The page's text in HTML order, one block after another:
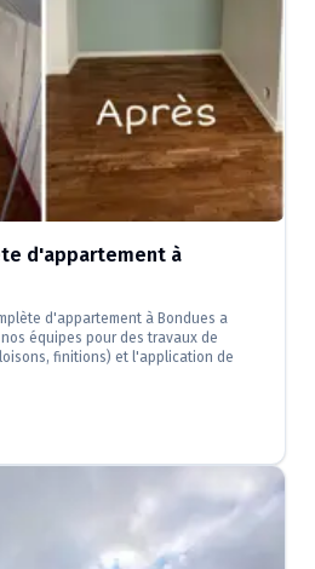
d'appartement à
d'appartement à Bondues a
équipes pour des travaux de
finitions) et l'application de